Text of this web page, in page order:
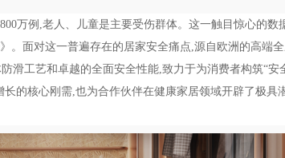
万例,老人、儿童是主要受伤群体。这一触目惊心的数
。面对这一普遍存在的居家安全痛点,源自欧洲的高端
滑工艺和卓越的全面安全性能,致力于为消费者构筑“安
的核心刚需,也为合作伙伴在健康家居领域开辟了极具